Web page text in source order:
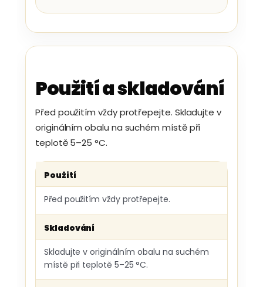
Použití a skladování
Před použitím vždy protřepejte. Skladujte v
originálním obalu na suchém místě při
teplotě 5–25 °C.
Použití
Před použitím vždy protřepejte.
Skladování
Skladujte v originálním obalu na suchém
místě při teplotě 5–25 °C.